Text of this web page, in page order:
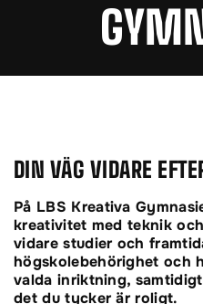
DIN VÄG VIDARE
På LBS Kreativa
kreativitet med teknik
vidare studier och
högskolebehörighet och
valda inriktning,
det du tycker är roligt.